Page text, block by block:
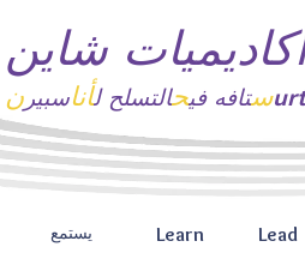
شاين
ستافه فيحالتسلح لأناسبير ن
يستمع Learn Lead